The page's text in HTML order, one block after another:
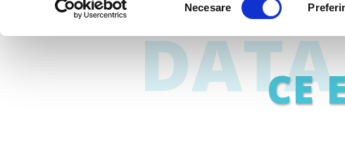
consimțământului
Necesare
CE